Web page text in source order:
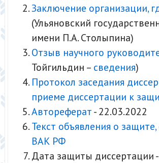
Заключение организации,
(Ульяновский
имени П.А. Столыпина)
Отзыв научного
Тойгильдин – сведения)
Протокол заседания
приеме диссертации к
Автореферат - 22.03.2022
Текст объявления о
ВАК РФ
Дата защиты диссертации